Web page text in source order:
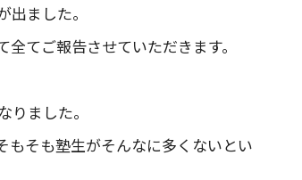
ました。
てご報告させていただきます。
ました。
もそも塾生がそんなに多くないとい